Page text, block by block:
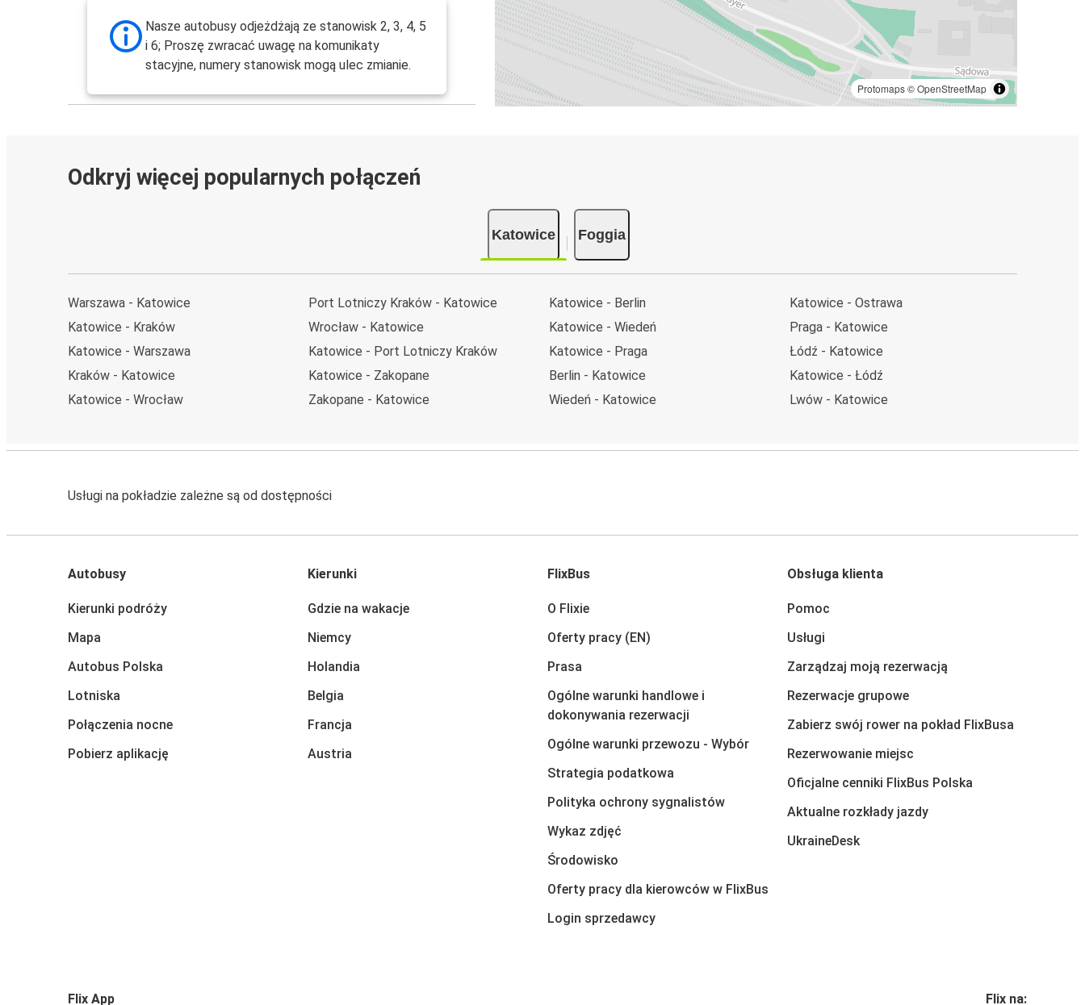
Protomaps©OpenStreetMap
Nasze autobusy odjeżdżają ze stanowisk 2, 3, 4, 5
i 6; Proszę zwracać uwagę na komunikaty
stacyjne, numery stanowisk mogą ulec zmianie.
Odkryj więcej popularnych połączeń
Katowice Foggia
Warszawa - Katowice
Katowice - Kraków
Katowice - Warszawa
Kraków - Katowice
Katowice - Wrocław
Port Lotniczy Kraków - Katowice
Wrocław - Katowice
Katowice - Port Lotniczy Kraków
Katowice - Zakopane
Zakopane - Katowice
Katowice - Berlin
Katowice - Wiedeń
Katowice - Praga
Berlin - Katowice
Wiedeń - Katowice
Katowice - Ostrawa
Praga - Katowice
Łódź - Katowice
Katowice - Łódź
Lwów - Katowice
Usługi na pokładzie zależne są od dostępności
Autobusy
Kierunki podróży
Mapa
Autobus Polska
Lotniska
Połączenia nocne
Pobierz aplikację
Kierunki
Gdzie na wakacje
Niemcy
Holandia
Belgia
Francja
Austria
FlixBus
O Flixie
Oferty pracy (EN)
Prasa
Ogólne warunki handlowe i
dokonywania rezerwacji
Ogólne warunki przewozu - Wybór
Strategia podatkowa
Polityka ochrony sygnalistów
Wykaz zdjęć
Środowisko
Oferty pracy dla kierowców w FlixBus
Login sprzedawcy
Obsługa klienta
Pomoc
Usługi
Zarządzaj moją rezerwacją
Rezerwacje grupowe
Zabierz swój rower na pokład FlixBusa
Rezerwowanie miejsc
Oficjalne cenniki FlixBus Polska
Aktualne rozkłady jazdy
UkraineDesk
Flix App Flix na: